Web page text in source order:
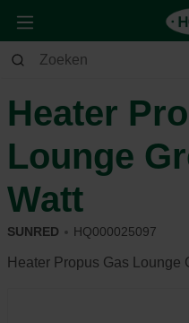
Tuin Buitenleven
Heater
Lounge
Watt
SUNRED HQ000025097
Heater Propus Gas Lounge